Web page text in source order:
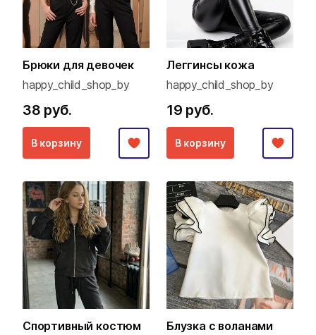
Брюки для девочек
happy_child_shop_by
38 руб.
В корзину
Леггинсы кожа
happy_child_shop_by
19 руб.
В корзину
Спортивный костюм
Блузка с воланами